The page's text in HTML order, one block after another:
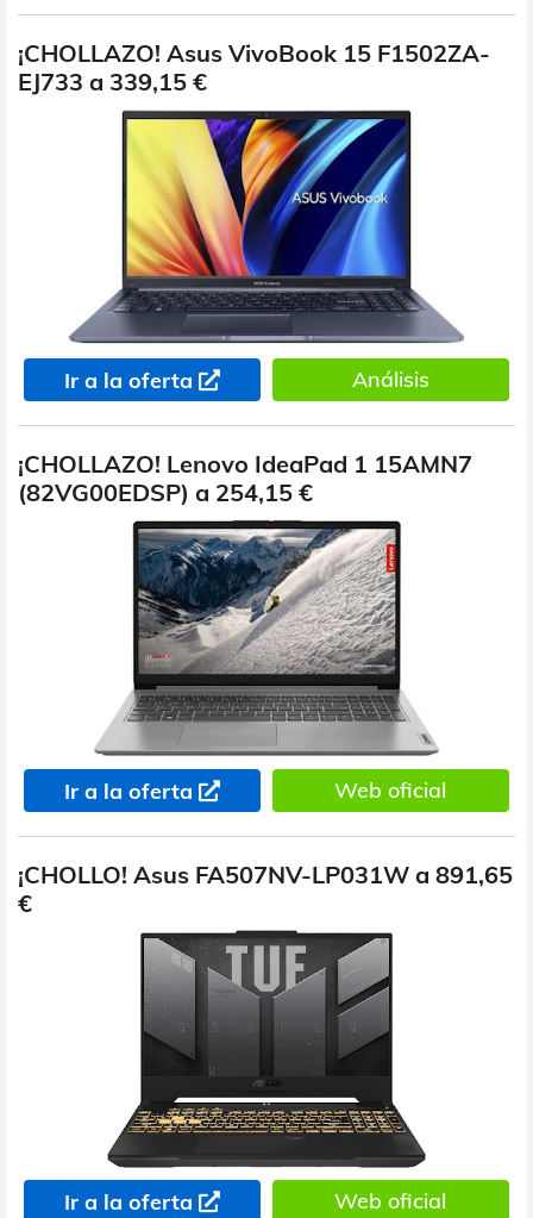
¡CHOLLAZO! Asus VivoBook 15 F1502ZA-
EJ733 a 339,15 €
Ir a la oferta Análisis
¡CHOLLAZO! Lenovo IdeaPad 1 15AMN7
(82VG00EDSP) a 254,15 €
Ir a la oferta Web oficial
¡CHOLLO! Asus FA507NV-LP031W a 891,65
€
Ir a la oferta Web oficial